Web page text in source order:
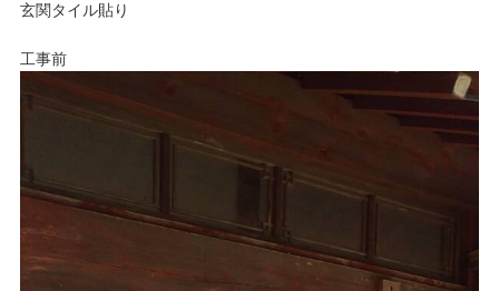
玄関タイル貼り
工事前